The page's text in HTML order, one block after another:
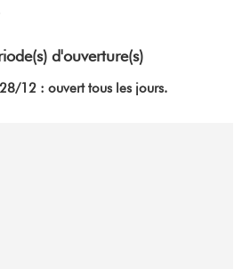
d'ouverture(s)
12 : ouvert tous les jours.